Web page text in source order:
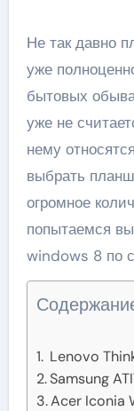
Не так давно планшеты появились на рынках, но
уже
бытовых
уже не
нему
выбрать
огромное
попытаемся
windows 8 по
Lenovo
Samsung
Acer Iconia